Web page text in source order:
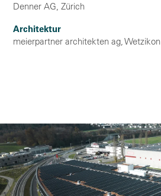
Denner AG, Zürich
Architektur
meierpartner architekten ag, Wetzikon